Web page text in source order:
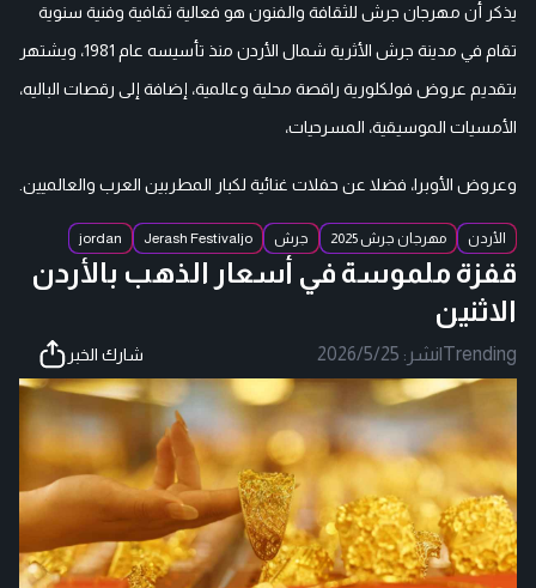
يذكر أن مهرجان جرش للثقافة والفنون هو فعالية ثقافية وفنية سنوية
تقام في مدينة جرش الأثرية شمال الأردن منذ تأسيسه عام 1981، ويشتهر
بتقديم عروض فولكلورية راقصة محلية وعالمية، إضافة إلى رقصات الباليه،
الأمسيات الموسيقية، المسرحيات،
وعروض الأوبرا، فضلا عن حفلات غنائية لكبار المطربين العرب والعالميين.
الأردن مهرجان جرش 2025 جرش Jerash Festivaljo
jordan
قفزة ملموسة في أسعار الذهب بالأردن
الاثنين
Trending
|نشر: 2026/5/25 شارك الخبر